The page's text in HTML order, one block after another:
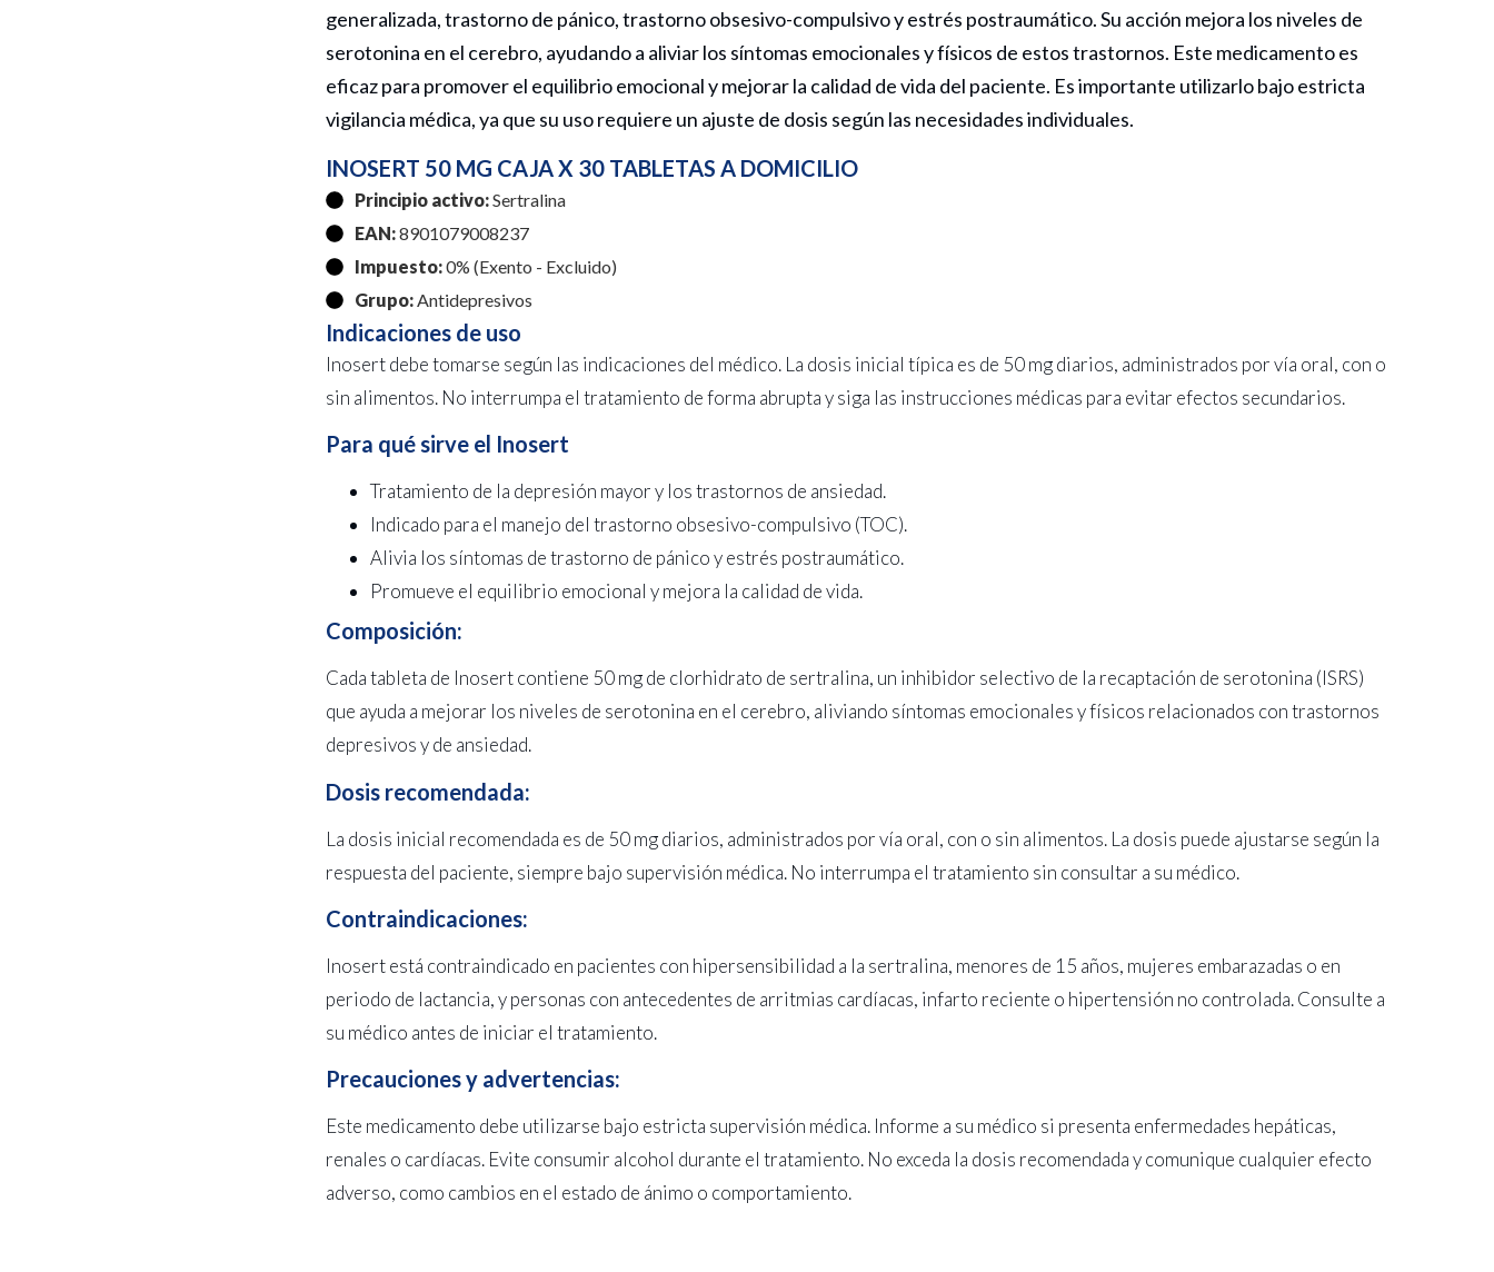
generalizada, trastorno de pánico, trastorno obsesivo-compulsivo y estrés postraumático. Su acción mejora los niveles de
serotonina en el cerebro, ayudando a aliviar los síntomas emocionales y físicos de estos trastornos. Este medicamento es
eficaz para promover el equilibrio emocional y mejorar la calidad de vida del paciente. Es importante utilizarlo bajo estricta
vigilancia médica, ya que su uso requiere un ajuste de dosis según las necesidades individuales.
INOSERT 50 MG CAJA X 30 TABLETAS A DOMICILIO
Principio activo:Sertralina
EAN:8901079008237
Impuesto:0% (Exento - Excluido)
Grupo:Antidepresivos
Indicaciones de uso
Inosert debe tomarse según las indicaciones del médico. La dosis inicial típica es de 50 mg diarios, administrados por vía oral, con o
sin alimentos. No interrumpa el tratamiento de forma abrupta y siga las instrucciones médicas para evitar efectos secundarios.
Para qué sirve el Inosert
Tratamiento de la depresión mayor y los trastornos de ansiedad.
Indicado para el manejo del trastorno obsesivo-compulsivo (TOC).
Alivia los síntomas de trastorno de pánico y estrés postraumático.
Promueve el equilibrio emocional y mejora la calidad de vida.
Composición:
Cada tableta de Inosert contiene 50 mg de clorhidrato de sertralina, un inhibidor selectivo de la recaptación de serotonina (ISRS)
que ayuda a mejorar los niveles de serotonina en el cerebro, aliviando síntomas emocionales y físicos relacionados con trastornos
depresivos y de ansiedad.
Dosis recomendada:
La dosis inicial recomendada es de 50 mg diarios, administrados por vía oral, con o sin alimentos. La dosis puede ajustarse según la
respuesta del paciente, siempre bajo supervisión médica. No interrumpa el tratamiento sin consultar a su médico.
Contraindicaciones:
Inosert está contraindicado en pacientes con hipersensibilidad a la sertralina, menores de 15 años, mujeres embarazadas o en
periodo de lactancia, y personas con antecedentes de arritmias cardíacas, infarto reciente o hipertensión no controlada. Consulte a
su médico antes de iniciar el tratamiento.
Precauciones y advertencias:
Este medicamento debe utilizarse bajo estricta supervisión médica. Informe a su médico si presenta enfermedades hepáticas,
renales o cardíacas. Evite consumir alcohol durante el tratamiento. No exceda la dosis recomendada y comunique cualquier efecto
adverso, como cambios en el estado de ánimo o comportamiento.